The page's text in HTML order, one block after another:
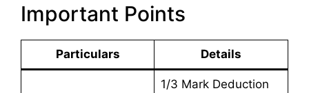
Important Points
Particulars Details
1/3 Mark Deduction